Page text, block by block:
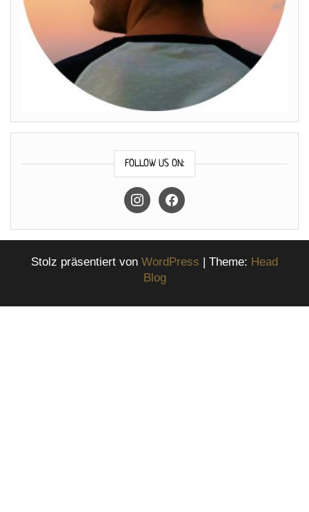
FOLLOW US ON:
instagramfacebook
Stolz präsentiert von WordPress | Theme: Head
Blog